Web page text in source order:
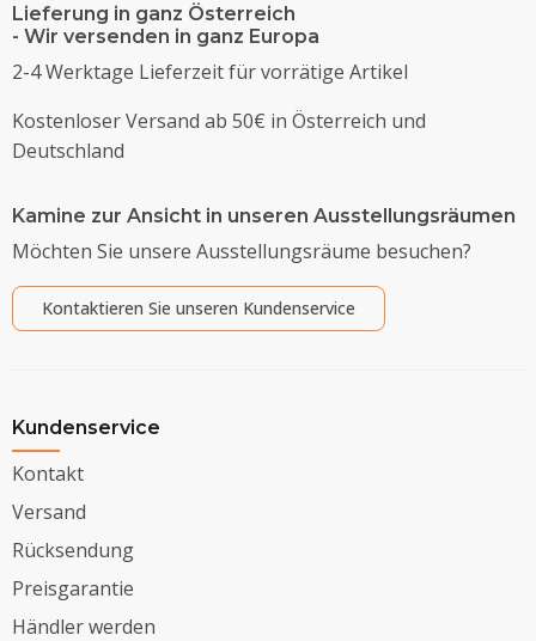
Lieferung in ganz Österreich
- Wir versenden in ganz Europa
2-4 Werktage Lieferzeit für vorrätige Artikel
Kostenloser Versand ab 50€ in Österreich und
Deutschland
Kamine zur Ansicht in unseren Ausstellungsräumen
Möchten Sie unsere Ausstellungsräume besuchen?
Kontaktieren Sie unseren Kundenservice
Kundenservice
Kontakt
Versand
Rücksendung
Preisgarantie
Händler werden